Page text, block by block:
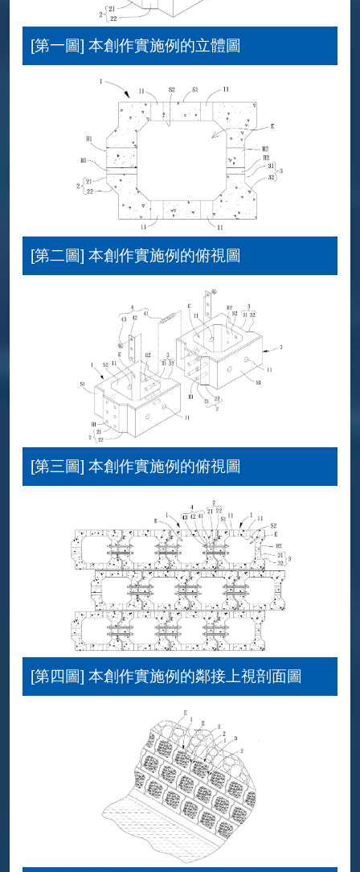
[第一圖] 本創作實施例的立體圖
[第二圖] 本創作實施例的俯視圖
[第三圖] 本創作實施例的俯視圖
[第四圖] 本創作實施例的鄰接上視剖面圖